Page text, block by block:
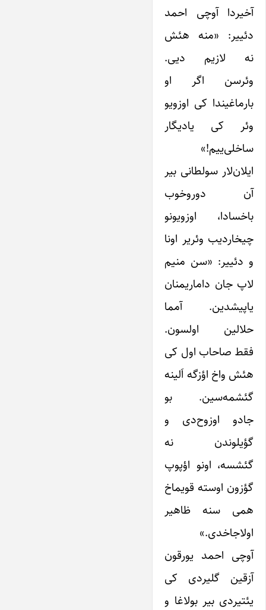
آخیردا آوچی احمد
دئییر: «منه هئش
نه لازیم ‌دیی.
وئرسن اگر او
بارماغیندا کی اوزویو
وئر کی یادیگار
ساخلی‌ییم!»
ایلان‌لار سولطانی بیر
آن دوروخوب
باخسادا، اوزویونو
چیخاردیب وئریر اونا
و دئییر: «سن منیم
لاپ جان داماریمنان
یاپیشدین. آمما
حلالین اولسون.
فقط صاحاب اول کی
هئش واخ اؤزگه اَلینه
گئشمه‌سین. بو
جادو اوزوح‌دی و
گؤیلوندن نه
گئشسه، اونو اؤپوپ
گؤزون اوسته قویماخ
همی سنه ظاهیر
اولاجاخدی.»
آوچی احمد یورقون
آزقین گلیردی کی
یئتیردی بیر بولاغا و